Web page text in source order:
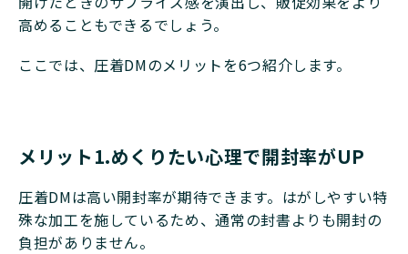
高めることもできるでしょう。
ここでは、圧着DMのメリットを6つ紹介します。
メリット1.めくりたい心理で開封率がUP
圧着DMは高い開封率が期待できます。はがしやすい特
殊な加工を施しているため、通常の封書よりも開封の
負担がありません。